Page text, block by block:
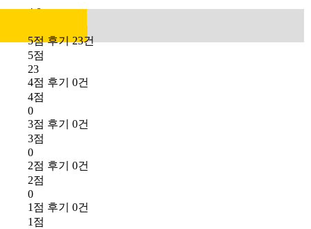
4.8
5점 후기 23건
5점
23
4점 후기 0건
4점
0
3점 후기 0건
3점
0
2점 후기 0건
2점
0
1점 후기 0건
1점